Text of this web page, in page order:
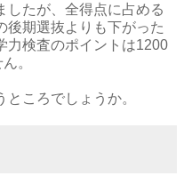
したが、全得点に占める
後期選抜よりも下がった
力検査のポイントは1200
。
ころでしょうか。